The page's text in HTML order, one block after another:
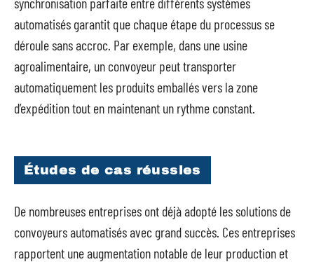
automatisés garantit que chaque étape du processus se
déroule sans accroc. Par exemple, dans une usine
agroalimentaire, un convoyeur peut transporter
automatiquement les produits emballés vers la zone
d’expédition tout en maintenant un rythme constant.
Études de cas réussies
De nombreuses entreprises ont déjà adopté les solutions de
convoyeurs automatisés avec grand succès. Ces entreprises
rapportent une augmentation notable de leur production et